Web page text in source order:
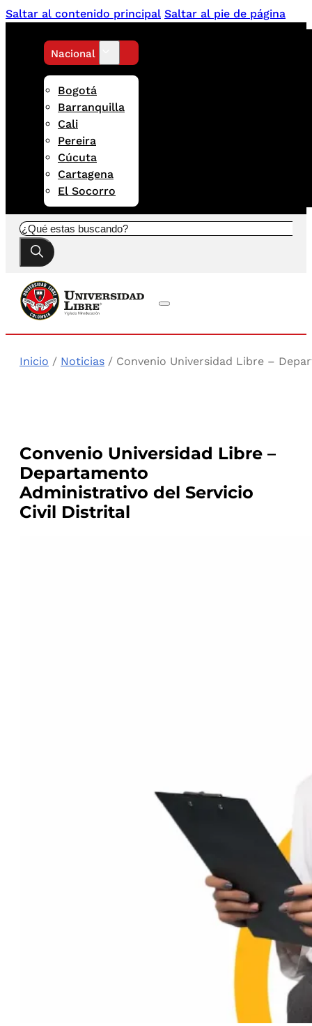
Saltar al contenido principal Saltar al pie de página
Nacional
Bogotá
Barranquilla
Cali
Pereira
Cúcuta
Cartagena
El Socorro
Buscar
Inicio / Noticias / Convenio Universidad Libre –
Convenio Universidad Libre –
Departamento
Administrativo del Servicio
Civil Distrital